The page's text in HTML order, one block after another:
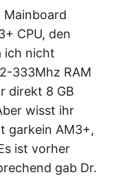
Mainboard
CPU, den
ich nicht
333Mhz RAM
direkt 8 GB
wisst ihr
garkein AM3+,
ist vorher
gab Dr.